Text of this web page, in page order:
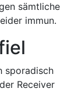
sämtliche
immun.
sporadisch
Receiver